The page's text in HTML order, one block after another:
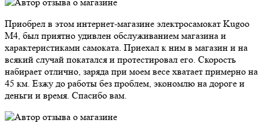
Приобрел в этом интернет-магазине электросамокат Kugoo
M4, был приятно удивлен обслуживанием магазина и
характеристиками самоката. Приехал к ним в магазин и на
всякий случай покатался и протестировал его. Скорость
набирает отлично, заряда при моем весе хватает примерно на
45 км. Езжу до работы без проблем, экономлю на дороге и
деньги и время. Спасибо вам.